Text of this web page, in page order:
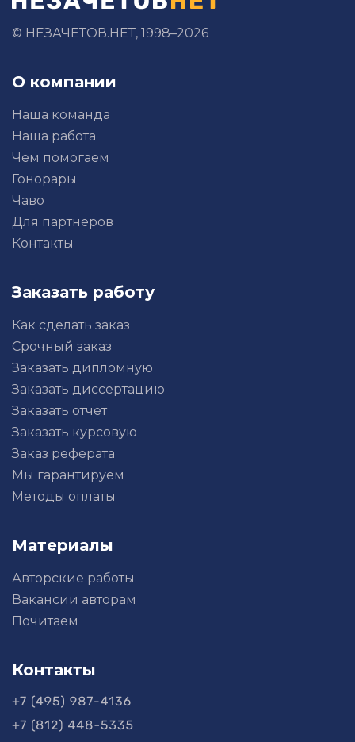
© НЕЗАЧЕТОВ.НЕТ, 1998–2026
О компании
Наша команда
Наша работа
Чем помогаем
Гонорары
Чаво
Для партнеров
Контакты
Заказать работу
Как сделать заказ
Срочный заказ
Заказать дипломную
Заказать диссертацию
Заказать отчет
Заказать курсовую
Заказ реферата
Мы гарантируем
Методы оплаты
Материалы
Авторские работы
Вакансии авторам
Почитаем
Контакты